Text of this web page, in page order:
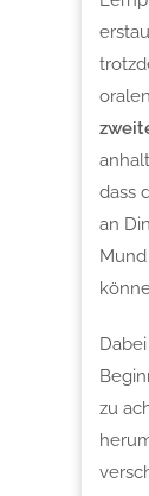
dass
an
zu